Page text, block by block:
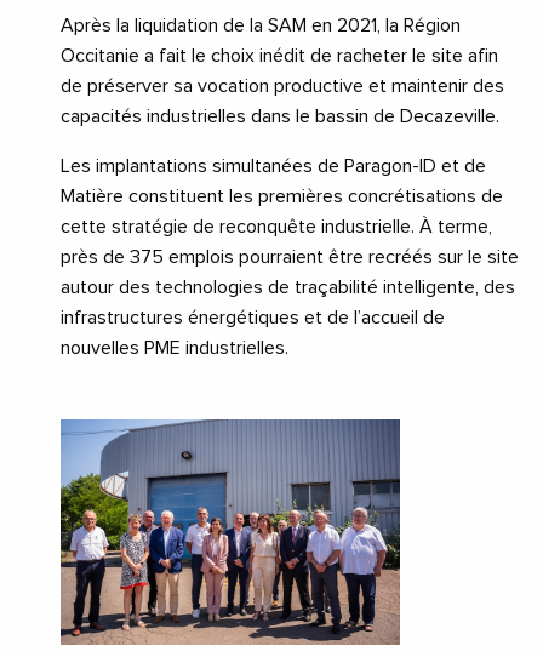
Après la liquidation de la SAM en 2021, la Région
Occitanie a fait le choix inédit de racheter le site afin
de préserver sa vocation productive et maintenir des
capacités industrielles dans le bassin de Decazeville.
Les implantations simultanées de Paragon-ID et de
Matière constituent les premières concrétisations de
cette stratégie de reconquête industrielle. À terme,
près de 375 emplois pourraient être recréés sur le site
autour des technologies de traçabilité intelligente, des
infrastructures énergétiques et de l’accueil de
nouvelles PME industrielles.